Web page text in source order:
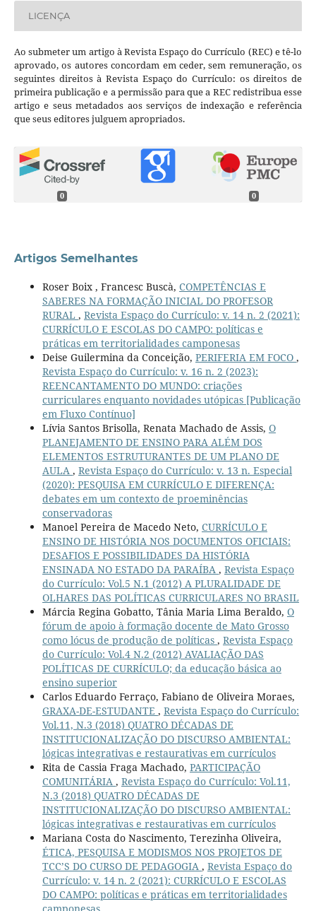
LICENÇA
Ao submeter um artigo à Revista Espaço do Currículo (REC) e tê-lo
aprovado, os autores concordam em ceder, sem remuneração, os
seguintes direitos à Revista Espaço do Currículo: os direitos de
primeira publicação e a permissão para que a REC redistribua esse
artigo e seus metadados aos serviços de indexação e referência
que seus editores julguem apropriados.
0 0
Artigos Semelhantes
Roser Boix , Francesc Buscà, COMPETÊNCIAS E
SABERES NA FORMAÇÃO INICIAL DO PROFESOR
RURAL , Revista Espaço do Currículo: v. 14 n. 2 (2021):
CURRÍCULO E ESCOLAS DO CAMPO: políticas e
práticas em territorialidades camponesas
Deise Guilermina da Conceição, PERIFERIA EM FOCO ,
Revista Espaço do Currículo: v. 16 n. 2 (2023):
REENCANTAMENTO DO MUNDO: criações
curriculares enquanto novidades utópicas [Publicação
em Fluxo Contínuo]
Lívia Santos Brisolla, Renata Machado de Assis, O
PLANEJAMENTO DE ENSINO PARA ALÉM DOS
ELEMENTOS ESTRUTURANTES DE UM PLANO DE
AULA , Revista Espaço do Currículo: v. 13 n. Especial
(2020): PESQUISA EM CURRÍCULO E DIFERENÇA:
debates em um contexto de proeminências
conservadoras
Manoel Pereira de Macedo Neto, CURRÍCULO E
ENSINO DE HISTÓRIA NOS DOCUMENTOS OFICIAIS:
DESAFIOS E POSSIBILIDADES DA HISTÓRIA
ENSINADA NO ESTADO DA PARAÍBA , Revista Espaço
do Currículo: Vol.5 N.1 (2012) A PLURALIDADE DE
OLHARES DAS POLÍTICAS CURRICULARES NO BRASIL
Márcia Regina Gobatto, Tânia Maria Lima Beraldo, O
fórum de apoio à formação docente de Mato Grosso
como lócus de produção de políticas , Revista Espaço
do Currículo: Vol.4 N.2 (2012) AVALIAÇÃO DAS
POLÍTICAS DE CURRÍCULO; da educação básica ao
ensino superior
Carlos Eduardo Ferraço, Fabiano de Oliveira Moraes,
GRAXA-DE-ESTUDANTE , Revista Espaço do Currículo:
Vol.11, N.3 (2018) QUATRO DÉCADAS DE
INSTITUCIONALIZAÇÃO DO DISCURSO AMBIENTAL:
lógicas integrativas e restaurativas em currículos
Rita de Cassia Fraga Machado, PARTICIPAÇÃO
COMUNITÁRIA , Revista Espaço do Currículo: Vol.11,
N.3 (2018) QUATRO DÉCADAS DE
INSTITUCIONALIZAÇÃO DO DISCURSO AMBIENTAL:
lógicas integrativas e restaurativas em currículos
Mariana Costa do Nascimento, Terezinha Oliveira,
ÉTICA, PESQUISA E MODISMOS NOS PROJETOS DE
TCC’S DO CURSO DE PEDAGOGIA , Revista Espaço do
Currículo: v. 14 n. 2 (2021): CURRÍCULO E ESCOLAS
DO CAMPO: políticas e práticas em territorialidades